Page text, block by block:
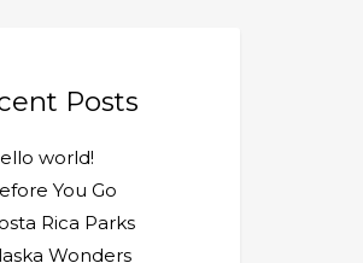
Posts
world!
You Go
Rica Parks
Wonders